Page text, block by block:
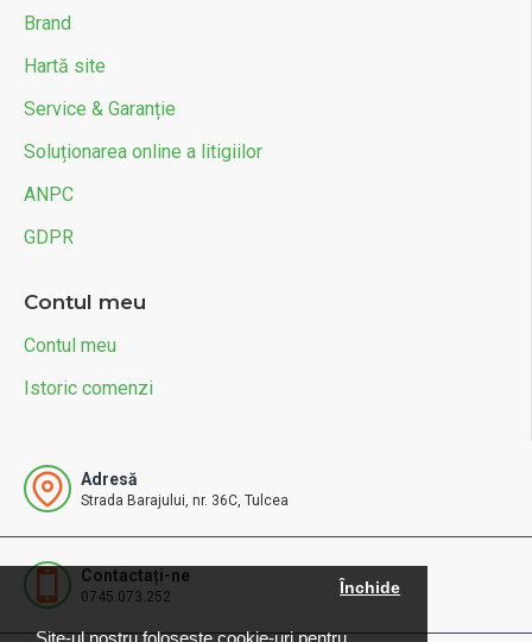
Închide
Brand
Hartă site
Service & Garanție
Soluționarea online a litigiilor
ANPC
GDPR
Contul meu
Contul meu
Istoric comenzi
Adresă
Strada Barajului, nr. 36C, Tulcea
Contactați-ne
0745.073.252